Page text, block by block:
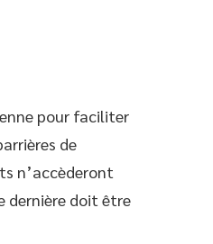
pour faciliter
de
n’accèderont
dernière doit être